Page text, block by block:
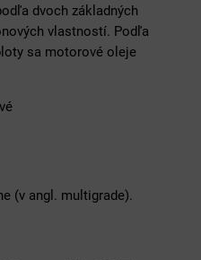
dvoch základných
vlastností. Podľa
sa motorové oleje
(v angl. multigrade).